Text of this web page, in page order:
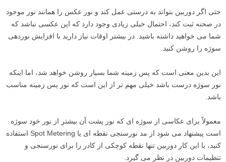
حتی اگر دوربین بتواند به درستی عمل کند و نور عکس را همانند نور موجود
در صحنه ثبت کند، احتمال خیلی زیادی وجود دارد که این عکسی نباشد که
شما می خواهید داشته باشید. در بیشتر اوقات نیاز دارید با افزایش نوردهی
سوژه را روشن کنید.
این بدین معنی است که پس زمینه شما بسیار روشن خواهد شد، اما اینکه
نور سوژه درست باشد خیلی مهم تر از این است که نور پس زمینه مناسب
باشد.
معمولاً برای عکاسی از سوژه ای که نور پشت آن بیشتر از نور خود سوژه
است پیشنهاد می شود از مد نورسنجی نقطه ای یا Spot Metering استفاده
کنید، با این کار دوربین تنها نقطه کوچکی از کادر را برای نورسنجی و
تنظیمات دوربین در نظر می گیرد.